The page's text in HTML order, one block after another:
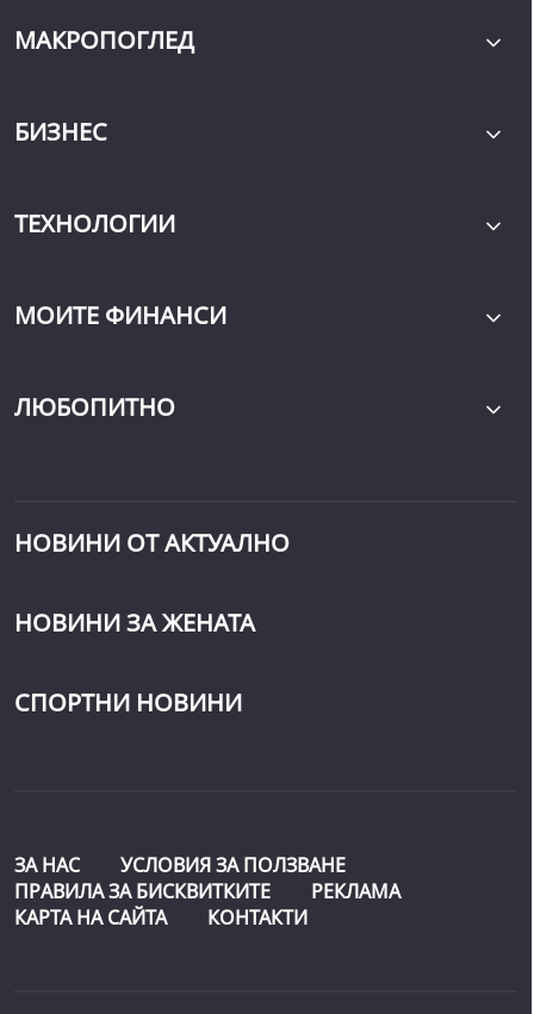
МАКРОПОГЛЕД
БИЗНЕС
ТЕХНОЛОГИИ
МОИТЕ ФИНАНСИ
ЛЮБОПИТНО
НОВИНИ ОТ АКТУАЛНО
НОВИНИ ЗА ЖЕНАТА
СПОРТНИ НОВИНИ
ЗА НАС
УСЛОВИЯ ЗА ПОЛЗВАНЕ
ПРАВИЛА ЗА БИСКВИТКИТЕ
РЕКЛАМА
КАРТА НА САЙТА
КОНТАКТИ